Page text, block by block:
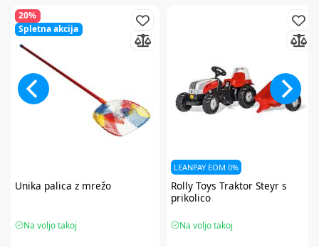
20%
Spletna akcija
Unika palica z mrežo
Na voljo takoj
LEANPAY EOM 0%
Rolly Toys Traktor Steyr s
prikolico
Na voljo takoj